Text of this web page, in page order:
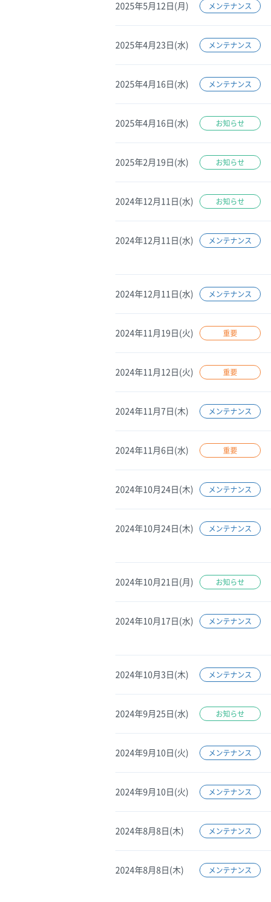
2025年5月12日(月) メンテナンス
2025年4月23日(水) メンテナンス
2025年4月16日(水) メンテナンス
2025年4月16日(水) お知らせ
2025年2月19日(水) お知らせ
2024年12月11日(水) お知らせ
2024年12月11日(水) メンテナンス
2024年12月11日(水) メンテナンス
2024年11月19日(火) 重要
2024年11月12日(火) 重要
2024年11月7日(木) メンテナンス
2024年11月6日(水) 重要
2024年10月24日(木) メンテナンス
2024年10月24日(木) メンテナンス
2024年10月21日(月) お知らせ
2024年10月17日(水) メンテナンス
2024年10月3日(木) メンテナンス
2024年9月25日(水) お知らせ
2024年9月10日(火) メンテナンス
2024年9月10日(火) メンテナンス
2024年8月8日(木) メンテナンス
2024年8月8日(木) メンテナンス